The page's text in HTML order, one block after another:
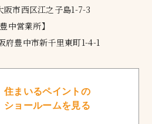
阪市西区江之子島1-7-3
豊中営業所】
府豊中市新千里東町1-4-1
住まいるペイントの
ショールームを見る